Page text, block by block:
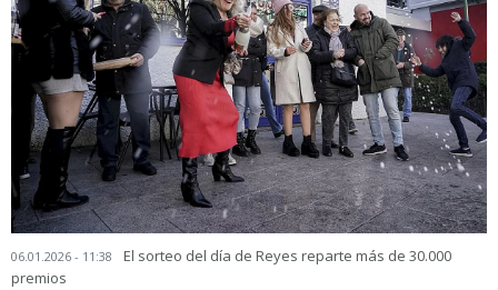
06.01.2026 - 11:38
El sorteo del día de Reyes reparte más de 30.000
premios